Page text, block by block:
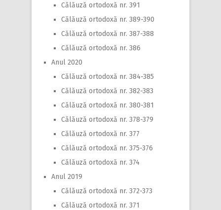
Călăuză ortodoxă nr. 391
Călăuză ortodoxă nr. 389-390
Călăuză ortodoxă nr. 387-388
Călăuză ortodoxă nr. 386
Anul 2020
Călăuză ortodoxă nr. 384-385
Călăuză ortodoxă nr. 382-383
Călăuză ortodoxă nr. 380-381
Călăuză ortodoxă nr. 378-379
Călăuză ortodoxă nr. 377
Călăuză ortodoxă nr. 375-376
Călăuză ortodoxă nr. 374
Anul 2019
Călăuză ortodoxă nr. 372-373
Călăuză ortodoxă nr. 371